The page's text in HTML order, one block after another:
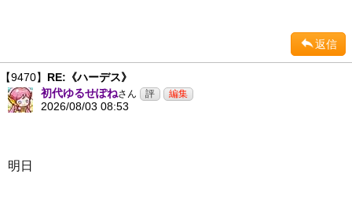
返信
【9470】 RE:《ハーデス》
初代ゆるせぽねさん
2026/08/03 08:53
明日